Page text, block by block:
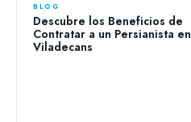
BLOG
Descubre los Beneficios de
Contratar a un Persianista en
Viladecans